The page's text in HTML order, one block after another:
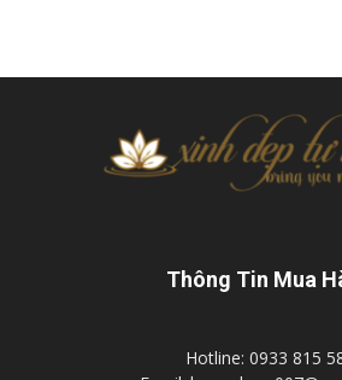
Thông Tin Mua
Hotline: 0933 815